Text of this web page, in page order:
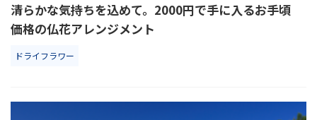
清らかな気持ちを込めて。2000円で手に入るお手頃
価格の仏花アレンジメント
ドライフラワー